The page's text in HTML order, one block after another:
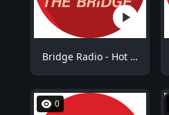
Bridge Radio - Hot 100
0